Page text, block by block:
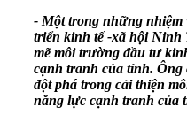
- Một trong những nhiệm
triển kinh tế -xã hội Ninh
mẽ môi trường đầu tư
cạnh tranh của tỉnh. Ông
đột phá trong cải thiện
năng lực cạnh tranh của